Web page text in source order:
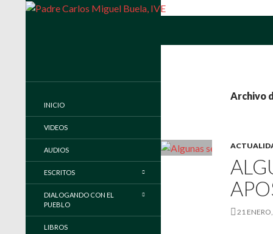
Archivo
21
INICIO
VIDEOS
AUDIOS
ESCRITOS
DIALOGANDO CON EL
PUEBLO
LIBROS